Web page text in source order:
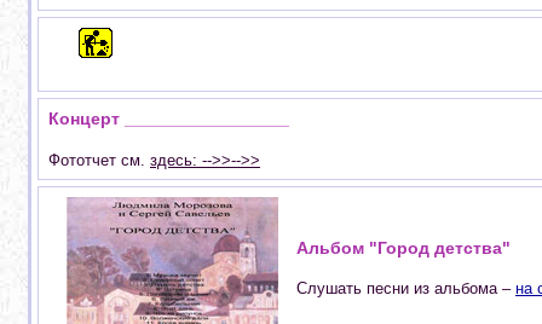
Концерт _________________
Фототчет см. здесь: -->>-->>
Альбом "Город детства"
Cлушать песни из альбома – на